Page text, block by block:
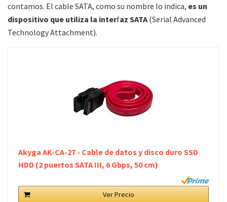
contamos. El cable SATA, como su nombre lo indica, es un
dispositivo que utiliza la interfaz SATA (Serial Advanced
Technology Attachment).
Akyga AK-CA-27 - Cable de datos y disco duro SSD
HDD (2 puertos SATA III, 6 Gbps, 50 cm)
Ver Precio